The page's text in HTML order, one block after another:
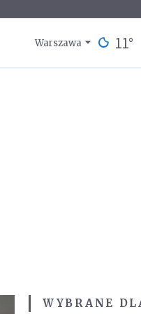
Warszawa 11°
WYBRANE